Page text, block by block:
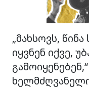
„მახსოვს,
იყვნენ იქვე,